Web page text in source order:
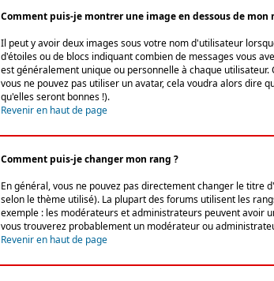
Comment puis-je montrer une image en dessous de
Il peut y avoir deux images sous votre nom d'utilisateur
d'étoiles ou de blocs indiquant combien de messages vous
est généralement unique ou personnelle à chaque
vous ne pouvez pas utiliser un avatar, cela voudra alors dire
qu'elles seront bonnes !).
Revenir en haut de page
Comment puis-je changer mon rang ?
En général, vous ne pouvez pas directement changer le
selon le thème utilisé). La plupart des forums utilisent les
exemple : les modérateurs et administrateurs peuvent avoir
vous trouverez probablement un modérateur ou
Revenir en haut de page